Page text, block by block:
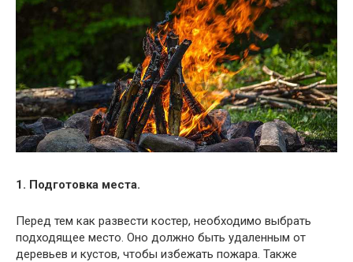
1. Подготовка места.
Перед тем как развести костер, необходимо выбрать
подходящее место. Оно должно быть удаленным от
деревьев и кустов, чтобы избежать пожара. Также